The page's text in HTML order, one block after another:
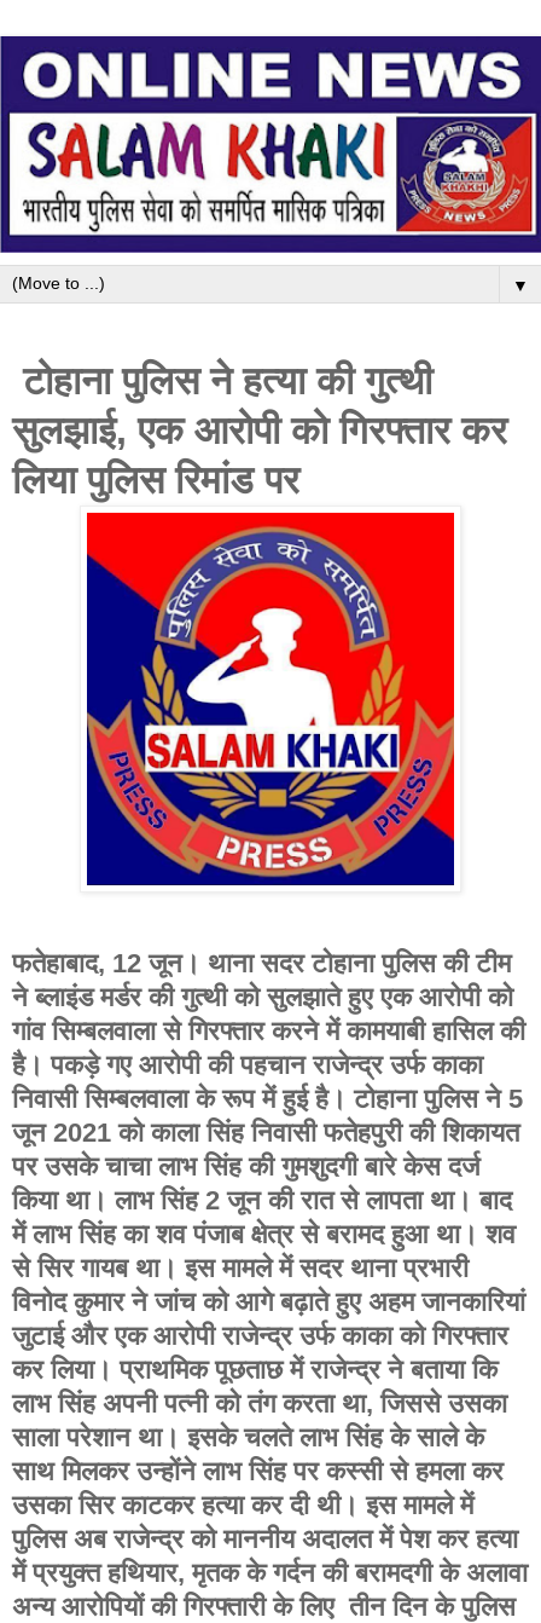
▼
टोहाना पुलिस ने हत्या की गुत्थी
सुलझाई, एक आरोपी को गिरफ्तार कर
लिया पुलिस रिमांड पर
फतेहाबाद, 12 जून। थाना सदर टोहाना पुलिस की टीम
ने ब्लाइंड मर्डर की गुत्थी को सुलझाते हुए एक आरोपी को
गांव सिम्बलवाला से गिरफ्तार करने में कामयाबी हासिल की
है। पकड़े गए आरोपी की पहचान राजेन्द्र उर्फ काका
निवासी सिम्बलवाला के रूप में हुई है। टोहाना पुलिस ने 5
जून 2021 को काला सिंह निवासी फतेहपुरी की शिकायत
पर उसके चाचा लाभ सिंह की गुमशुदगी बारे केस दर्ज
किया था। लाभ सिंह 2 जून की रात से लापता था। बाद
में लाभ सिंह का शव पंजाब क्षेत्र से बरामद हुआ था। शव
से सिर गायब था। इस मामले में सदर थाना प्रभारी
विनोद कुमार ने जांच को आगे बढ़ाते हुए अहम जानकारियां
जुटाई और एक आरोपी राजेन्द्र उर्फ काका को गिरफ्तार
कर लिया। प्राथमिक पूछताछ में राजेन्द्र ने बताया कि
लाभ सिंह अपनी पत्नी को तंग करता था, जिससे उसका
साला परेशान था। इसके चलते लाभ सिंह के साले के
साथ मिलकर उन्होंने लाभ सिंह पर कस्सी से हमला कर
उसका सिर काटकर हत्या कर दी थी। इस मामले में
पुलिस अब राजेन्द्र को माननीय अदालत में पेश कर हत्या
में प्रयुक्त हथियार, मृतक के गर्दन की बरामदगी के अलावा
अन्य आरोपियों की गिरफ्तारी के लिए तीन दिन के पुलिस